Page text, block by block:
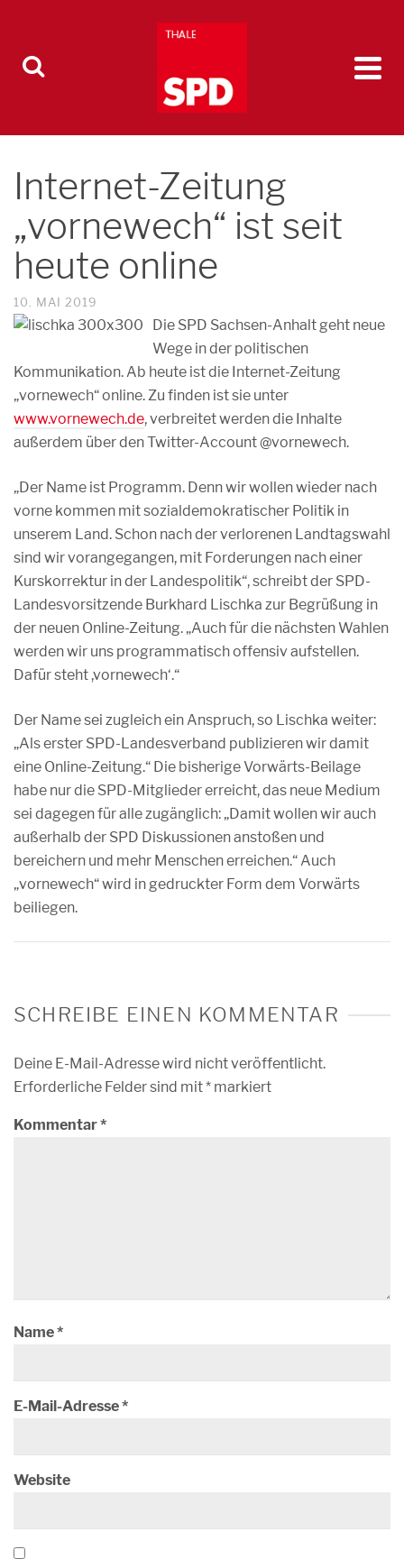
Internet-Zeitung
„vornewech“ ist seit
heute online
10. MAI 2019
Die SPD Sachsen-Anhalt geht neue
Wege in der politischen
Kommunikation. Ab heute ist die Internet-Zeitung
„vornewech“ online. Zu finden ist sie unter
www.vornewech.de, verbreitet werden die Inhalte
außerdem über den Twitter-Account @vornewech.
„Der Name ist Programm. Denn wir wollen wieder nach
vorne kommen mit sozialdemokratischer Politik in
unserem Land. Schon nach der verlorenen Landtagswahl
sind wir vorangegangen, mit Forderungen nach einer
Kurskorrektur in der Landespolitik“, schreibt der SPD-
Landesvorsitzende Burkhard Lischka zur Begrüßung in
der neuen Online-Zeitung. „Auch für die nächsten Wahlen
werden wir uns programmatisch offensiv aufstellen.
Dafür steht ,vornewech‘.“
Der Name sei zugleich ein Anspruch, so Lischka weiter:
„Als erster SPD-Landesverband publizieren wir damit
eine Online-Zeitung.“ Die bisherige Vorwärts-Beilage
habe nur die SPD-Mitglieder erreicht, das neue Medium
sei dagegen für alle zugänglich: „Damit wollen wir auch
außerhalb der SPD Diskussionen anstoßen und
bereichern und mehr Menschen erreichen.“ Auch
„vornewech“ wird in gedruckter Form dem Vorwärts
beiliegen.
SCHREIBE EINEN KOMMENTAR
Deine E-Mail-Adresse wird nicht veröffentlicht.
Erforderliche Felder sind mit* markiert
Kommentar*
Name*
E-Mail-Adresse*
Website